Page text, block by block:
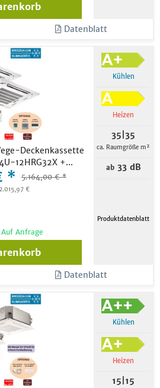
Datenblatt
Deckenkassette
12HRG32X +...
* 5.164,00 € *
€
Kühlen
Heizen
35|35
ca. Raumgröße m²
ab33 dB
Produktdatenblatt
Anfrage
Datenblatt
Kühlen
Heizen
15|15